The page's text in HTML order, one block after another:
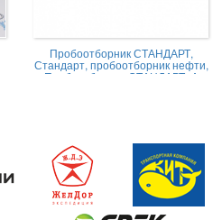
Пробоотборник СТАНДАРТ,
Стандарт, пробоотборник нефти,
Пробоотборник СТАНДАРТ -А